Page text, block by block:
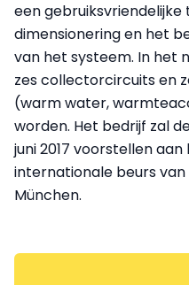
een
dimensionering en het
van het systeem. In het
zes collectorcircuits en
(warm water,
worden. Het bedrijf zal
juni 2017 voorstellen
internationale beurs
München.